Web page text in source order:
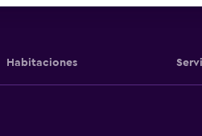
Habitaciones